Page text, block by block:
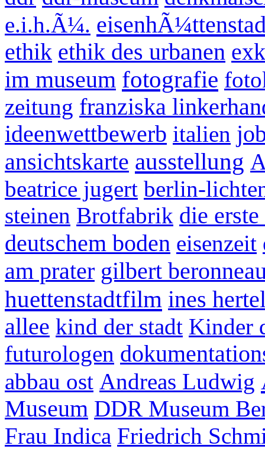
e.i.h.Ã¼.
ethik ethik des urbanen
im museum fotografie
zeitung franziska
ideenwettbewerb italien
ansichtskarte ausstellung
beatrice jugert berlin-
steinen Brotfabrik die
deutschem boden eisenzeit
am prater gilbert
huettenstadtfilm ines
allee kind der stadt Kinder
futurologen
abbau ost Andreas Ludwig
Museum DDR Museum
Frau Indica Friedrich